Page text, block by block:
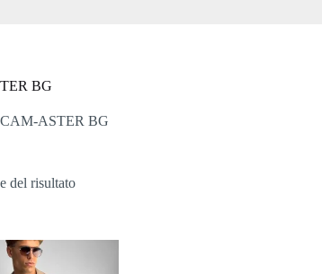
BG
ASTER BG
del risultato